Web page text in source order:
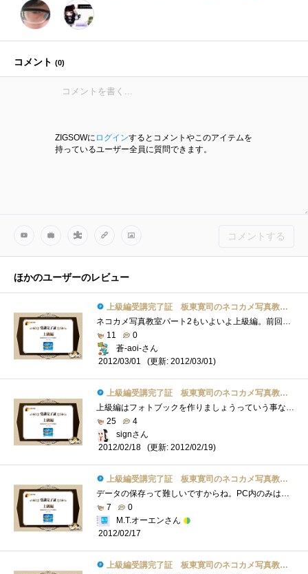
コメント (0)
ZIGSOWに ログインするとコメントやこのアイテムを
持っているユーザー全員に質問できます。
コメントする
ほかのユーザーのレビュー
上級編受講完了証 板東寛司のネコカメ写真教室パート2
ネコカメ写真教室パート2もいよいよ上級編。前回のスライドショーもなかなか楽しみましたが、今回はフォトブックということで「物」としてで�...
11
0
蒼-aoi-さん
2012/03/01
(更新: 2012/03/01)
上級編受講完了証 板東寛司のネコカメ写真教室パート2
上級編はフォトブックを作りましょうっていう事なんですネ。私、今まで写真を撮ってもたまに印刷くらいはしますけど、フォトブックを作ろう�...
25
4
signさん
2012/02/18
(更新: 2012/02/19)
上級編受講完了証 板東寛司のネコカメ写真教室パート2
データの保存って難しいですからね。PC内のみは論外ですが、DVD等に焼いた程度では数年で消えたりします。SDカードなんかに入れたまま保存する�...
7
0
M.T.オーエンさん
2012/02/17
上級編受講完了証 板東寛司のネコカメ写真教室パート2